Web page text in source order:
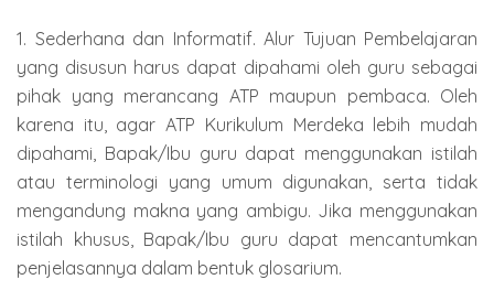
1. Sederhana dan Informatif. Alur Tujuan Pembelajaran
yang disusun harus dapat dipahami oleh guru sebagai
pihak yang merancang ATP maupun pembaca. Oleh
karena itu, agar ATP Kurikulum Merdeka lebih mudah
dipahami, Bapak/Ibu guru dapat menggunakan istilah
atau terminologi yang umum digunakan, serta tidak
mengandung makna yang ambigu. Jika menggunakan
istilah khusus, Bapak/Ibu guru dapat mencantumkan
penjelasannya dalam bentuk glosarium.